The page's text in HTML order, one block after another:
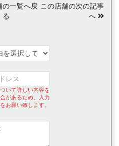
の一覧へ戻
る
この店舗の次の記事
へ
いて詳しい内容を
があるため、入力
をお願い致します。